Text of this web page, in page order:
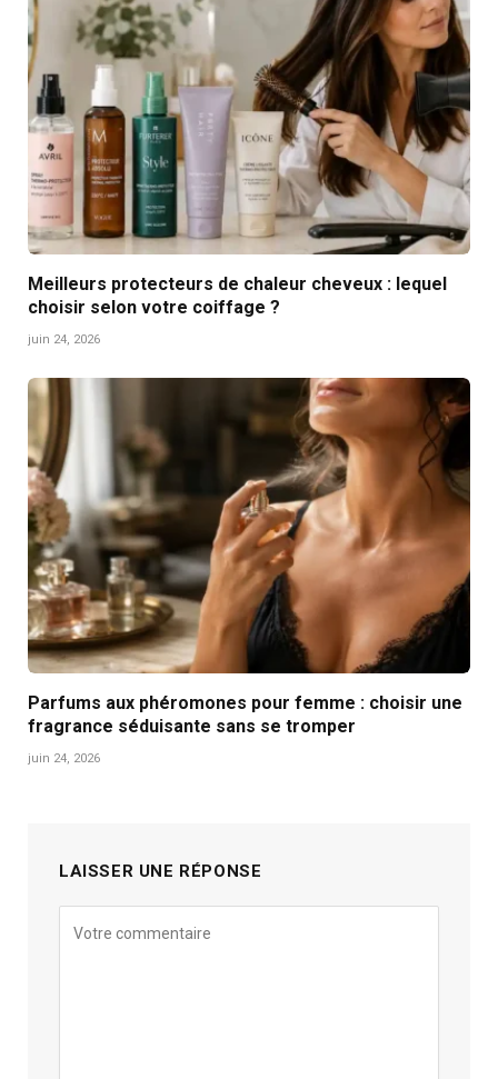
Meilleurs protecteurs de chaleur cheveux : lequel
choisir selon votre coiffage ?
juin 24, 2026
Parfums aux phéromones pour femme : choisir une
fragrance séduisante sans se tromper
juin 24, 2026
LAISSER UNE RÉPONSE